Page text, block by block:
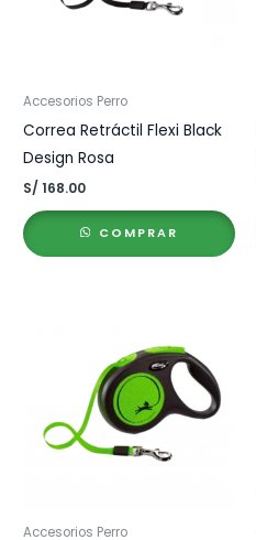
Accesorios Perro
Correa Retráctil Flexi Black
Design Rosa
S/ 168.00
COMPRAR
Accesorios Perro